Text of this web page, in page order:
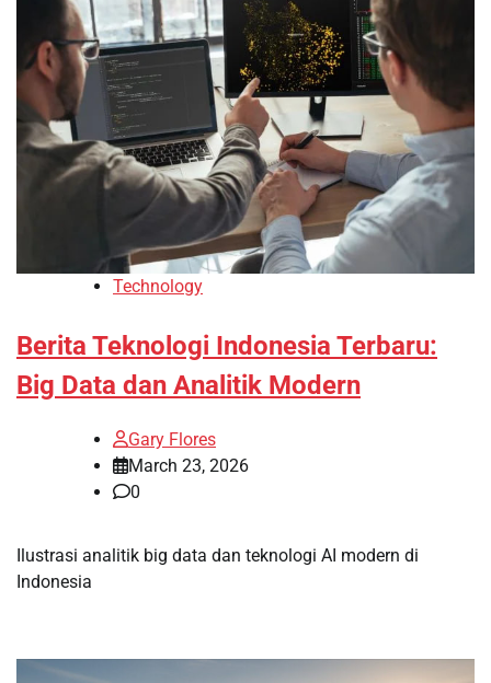
Technology
Berita Teknologi Indonesia Terbaru:
Big Data dan Analitik Modern
Gary Flores
March 23, 2026
0
Ilustrasi analitik big data dan teknologi AI modern di
Indonesia